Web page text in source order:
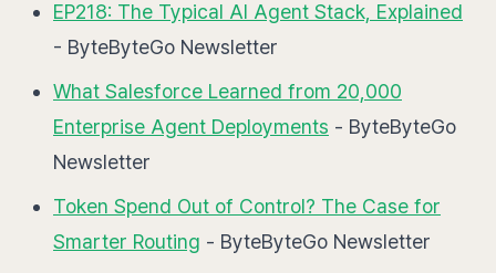
EP218: The Typical AI Agent Stack, Explained
- ByteByteGo Newsletter
What Salesforce Learned from 20,000
Enterprise Agent Deployments - ByteByteGo
Newsletter
Token Spend Out of Control? The Case for
Smarter Routing - ByteByteGo Newsletter